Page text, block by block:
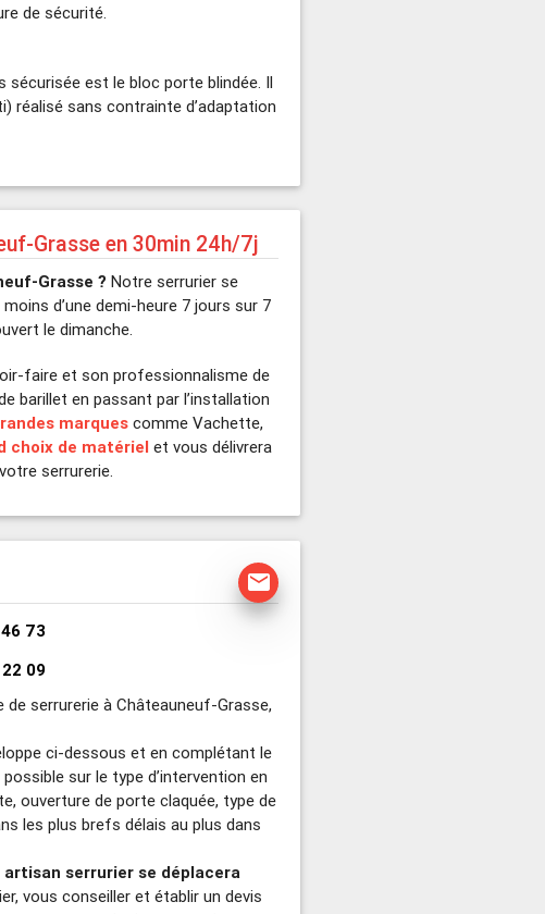
de sécurité.
sécurisée est le bloc porte blindée. Il
réalisé sans contrainte d’adaptation
Grasse en 30min 24h/7j
Grasse ? Notre serrurier se
d’une demi-heure 7 jours sur 7
le dimanche.
faire et son professionnalisme de
barillet en passant par l’installation
marques comme Vachette,
choix de matériel et vous délivrera
serrurerie.
mail
73
09
serrurerie à Châteauneuf-Grasse,
ci-dessous et en complétant le
possible sur le type d’intervention en
ouverture de porte claquée, type de
les plus brefs délais au plus dans
artisan serrurier se déplacera
vous conseiller et établir un devis